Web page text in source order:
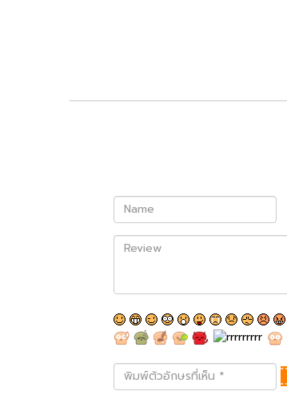
Name
Review
พิมพ์
ตัว